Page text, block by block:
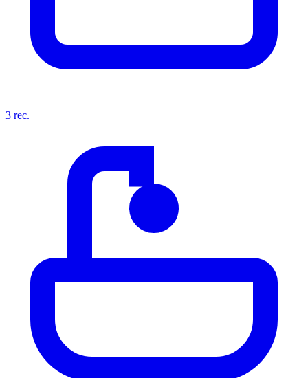
3 rec.